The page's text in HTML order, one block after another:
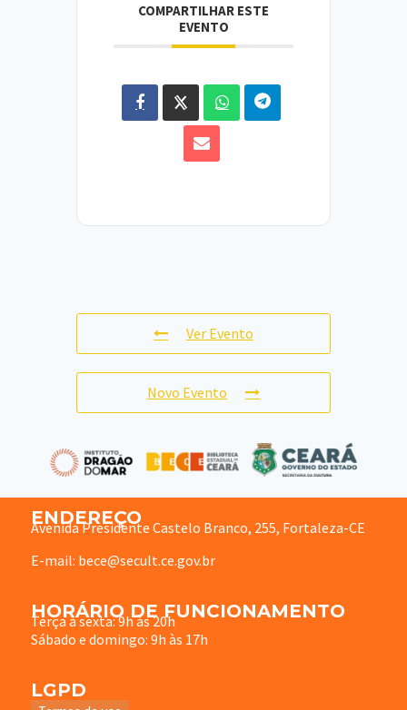
COMPARTILHAR ESTE
EVENTO
Ver Evento
Novo Evento
ENDEREÇO
Avenida Presidente Castelo Branco, 255, Fortaleza-CE
E-mail: bece@secult.ce.gov.br
HORÁRIO DE FUNCIONAMENTO
Terça à sexta: 9h às 20h
Sábado e domingo: 9h às 17h
LGPD